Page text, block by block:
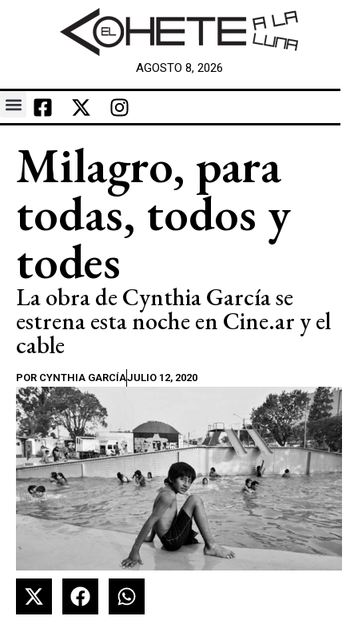
AGOSTO 8, 2026
Milagro, para
todas, todos y
todes
La obra de Cynthia García se
estrena esta noche en Cine.ar y el
cable
POR CYNTHIA GARCÍAJULIO 12, 2020